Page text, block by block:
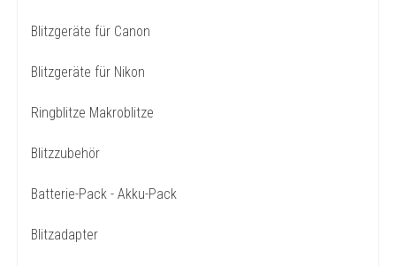
Blitzgeräte für Canon
Blitzgeräte für Nikon
Ringblitze Makroblitze
Blitzzubehör
Batterie-Pack - Akku-Pack
Blitzadapter